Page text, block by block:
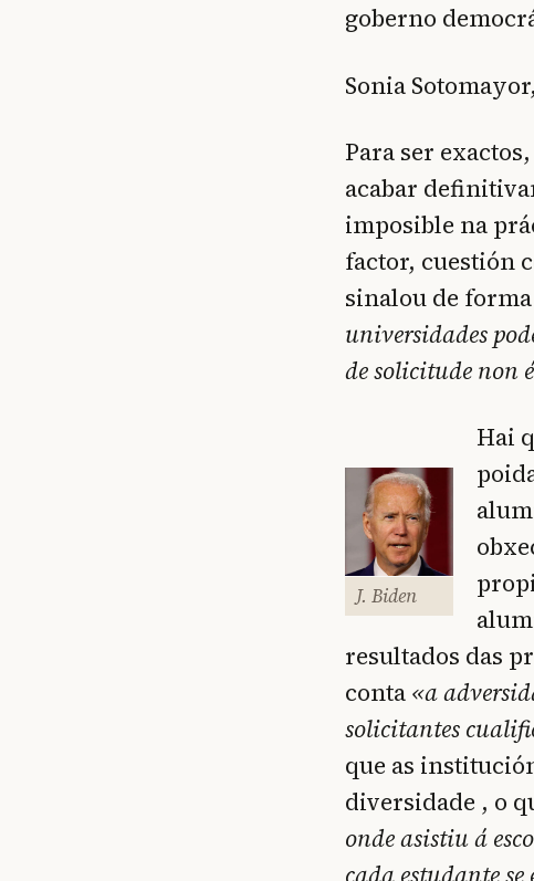
goberno
Sonia
Para ser
acabar
imposible na
factor, cuestión
sinalou de
universidades
de solicitude non
J. Biden
Hai
resultados das
conta «a
solicitantes
que as
diversidade , o
onde asistiu á